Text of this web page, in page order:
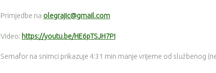
Primjedbe na olegrajic@gmail.com
Video: https://youtu.be/HE6pTSJH7PI
Semafor na snimci prikazuje 4:31 min manje vrijeme od službenog